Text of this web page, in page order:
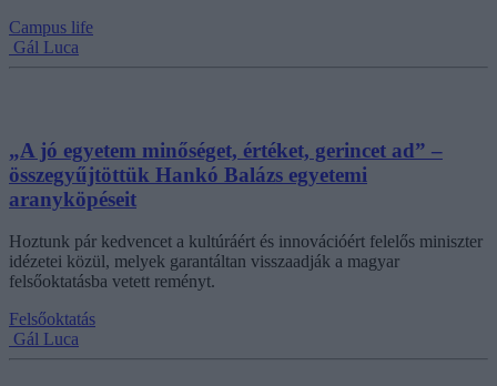
Campus life
Gál Luca
„A jó egyetem minőséget, értéket, gerincet ad” –
összegyűjtöttük Hankó Balázs egyetemi
aranyköpéseit
Hoztunk pár kedvencet a kultúráért és innovációért felelős miniszter
idézetei közül, melyek garantáltan visszaadják a magyar
felsőoktatásba vetett reményt.
Felsőoktatás
Gál Luca